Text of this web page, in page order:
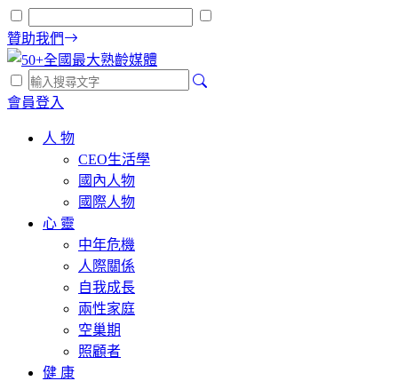
贊助我們
會員登入
人 物
CEO生活學
國內人物
國際人物
心 靈
中年危機
人際關係
自我成長
兩性家庭
空巢期
照顧者
健 康